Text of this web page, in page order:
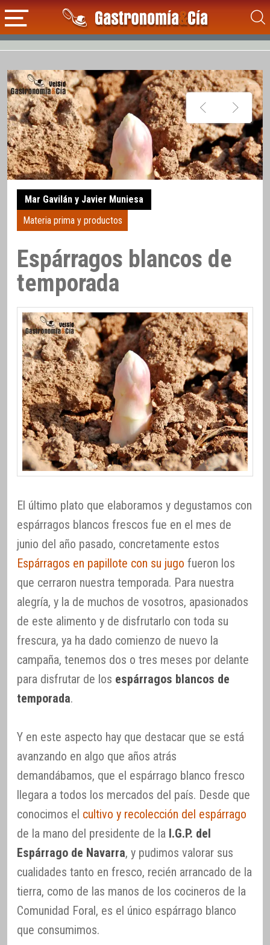
Mar Gavilán y Javier Muniesa
Materia prima y productos
Espárragos blancos de
temporada
El último plato que elaboramos y degustamos con
espárragos blancos frescos fue en el mes de
junio del año pasado, concretamente estos
Espárragos en papillote con su jugo fueron los
que cerraron nuestra temporada. Para nuestra
alegría, y la de muchos de vosotros, apasionados
de este alimento y de disfrutarlo con toda su
frescura, ya ha dado comienzo de nuevo la
campaña, tenemos dos o tres meses por delante
para disfrutar de los espárragos blancos de
temporada.
Y en este aspecto hay que destacar que se está
avanzando en algo que años atrás
demandábamos, que el espárrago blanco fresco
llegara a todos los mercados del país. Desde que
conocimos el cultivo y recolección del espárrago
de la mano del presidente de la I.G.P. del
Espárrago de Navarra, y pudimos valorar sus
cualidades tanto en fresco, recién arrancado de la
tierra, como de las manos de los cocineros de la
Comunidad Foral, es el único espárrago blanco
que consumimos.